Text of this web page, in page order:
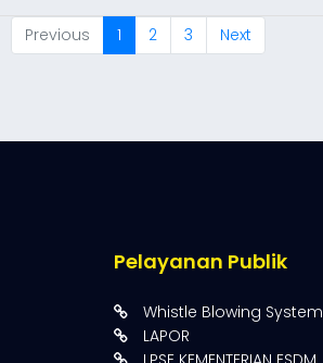
Previous 1 2 3 Next
Pelayanan Publik
Whistle Blowing System
LAPOR